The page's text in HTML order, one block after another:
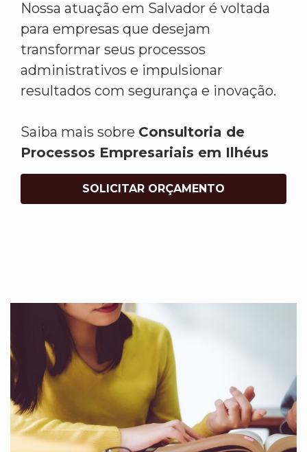
Nossa atuação em Salvador é voltada
para empresas que desejam
transformar seus processos
administrativos e impulsionar
resultados com segurança e inovação.
Saiba mais sobre Consultoria de
Processos Empresariais em Ilhéus
SOLICITAR ORÇAMENTO